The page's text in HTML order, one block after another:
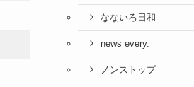
なないろ日和
news every.
ノンストップ